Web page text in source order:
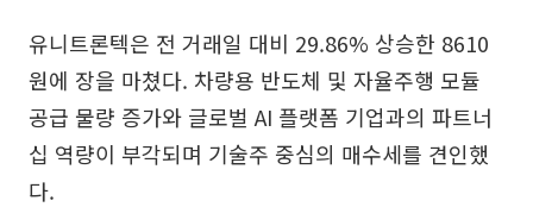
유니트론텍은 전 거래일 대비 29.86% 상승한 8610
원에 장을 마쳤다. 차량용 반도체 및 자율주행 모듈
공급 물량 증가와 글로벌 AI 플랫폼 기업과의 파트너
십 역량이 부각되며 기술주 중심의 매수세를 견인했
다.